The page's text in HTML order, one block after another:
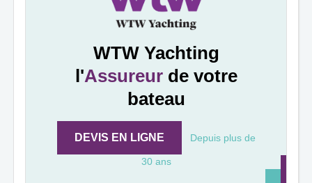
WTW Yachting
l'Assureurde votre
bateau
DEVIS EN LIGNE Depuis plus de
30 ans